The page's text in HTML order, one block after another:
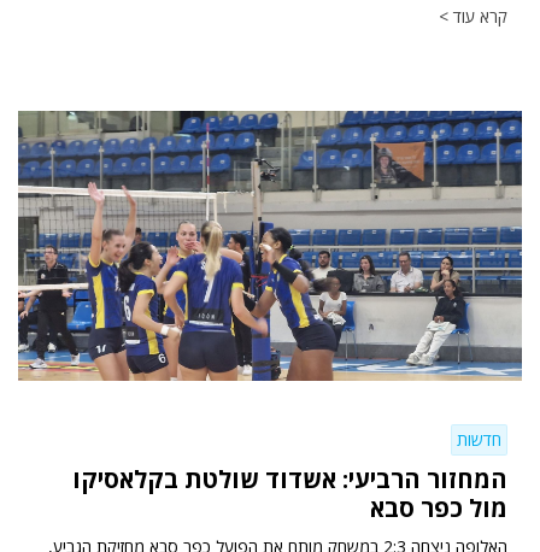
קרא עוד >
חדשות
המחזור הרביעי: אשדוד שולטת בקלאסיקו
מול כפר סבא
האלופה ניצחה 2:3 במשחק מותח את הפועל כפר סבא מחזיקת הגביע,